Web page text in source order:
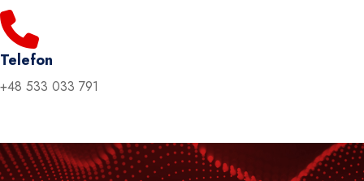
Telefon
+48 533 033 791